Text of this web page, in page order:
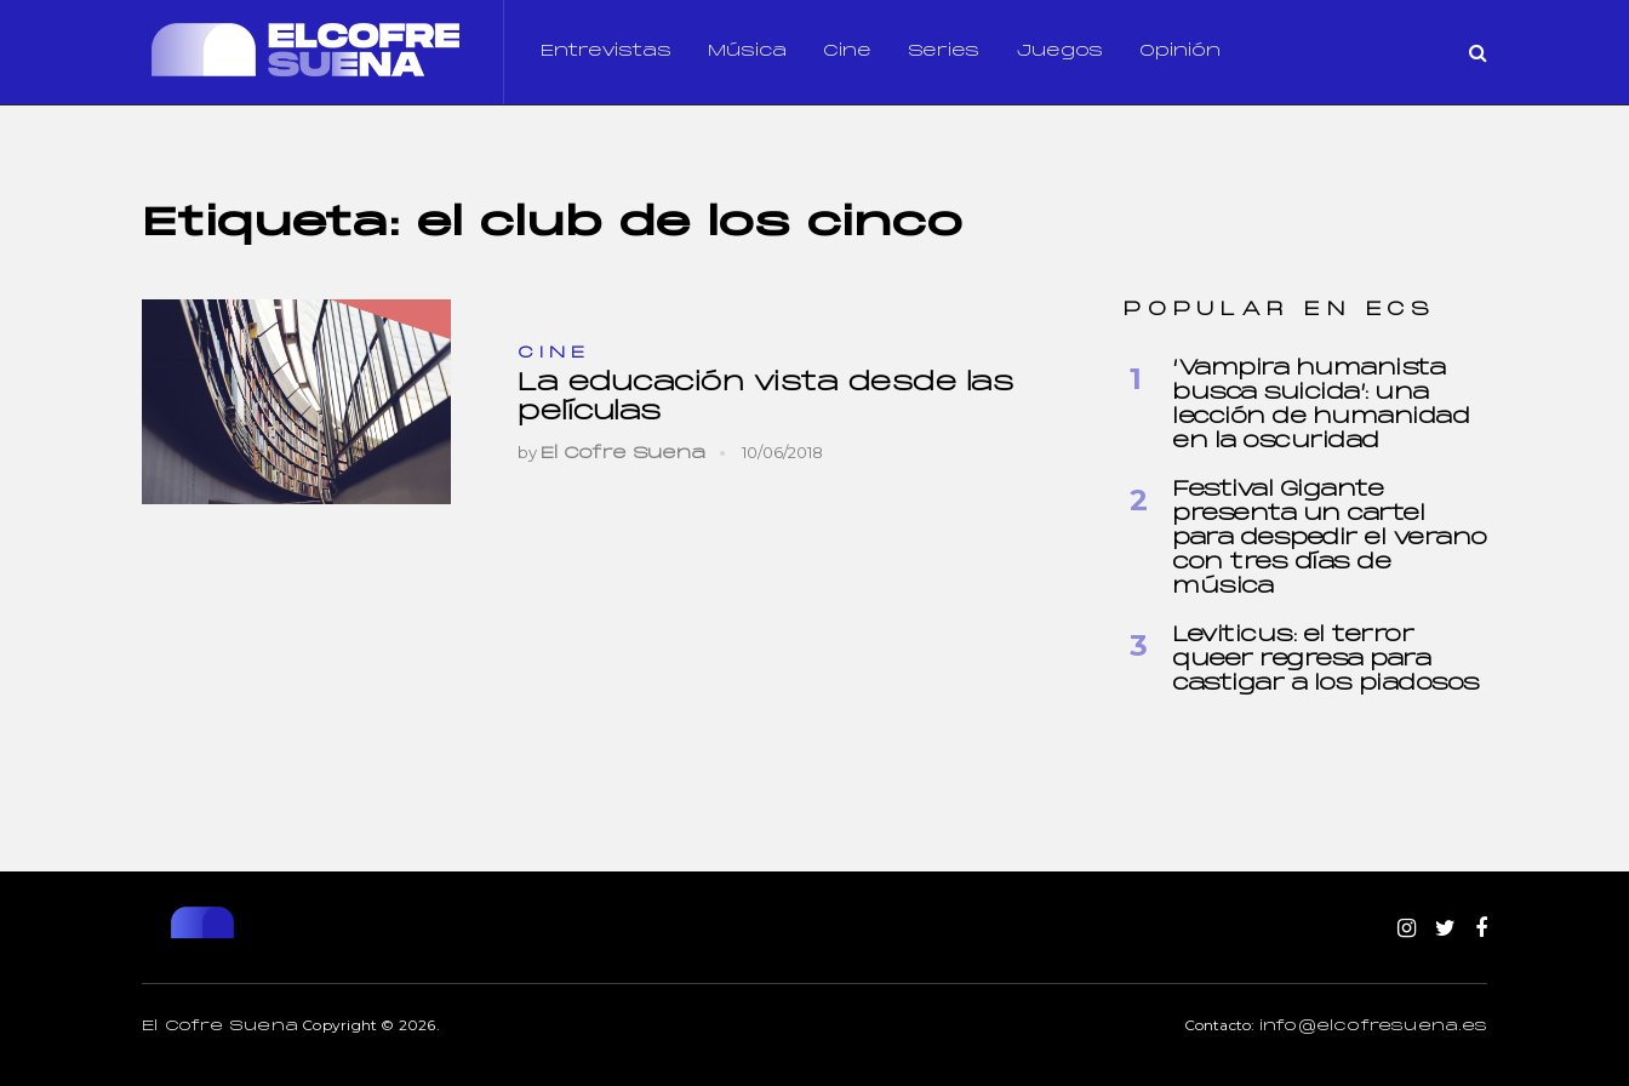
Entrevistas Música Cine Series Juegos Opinión
Etiqueta: el club de los cinco
CINE
La educación vista desde las
películas
by El Cofre Suena 10/06/2018
POPULAR EN ECS
‘Vampira humanista
busca suicida’: una
lección de humanidad
en la oscuridad
Festival Gigante
presenta un cartel
para despedir el verano
con tres días de
música
Leviticus: el terror
queer regresa para
castigar a los piadosos
El Cofre Suena Copyright © 2026. Contacto: info@elcofresuena.es